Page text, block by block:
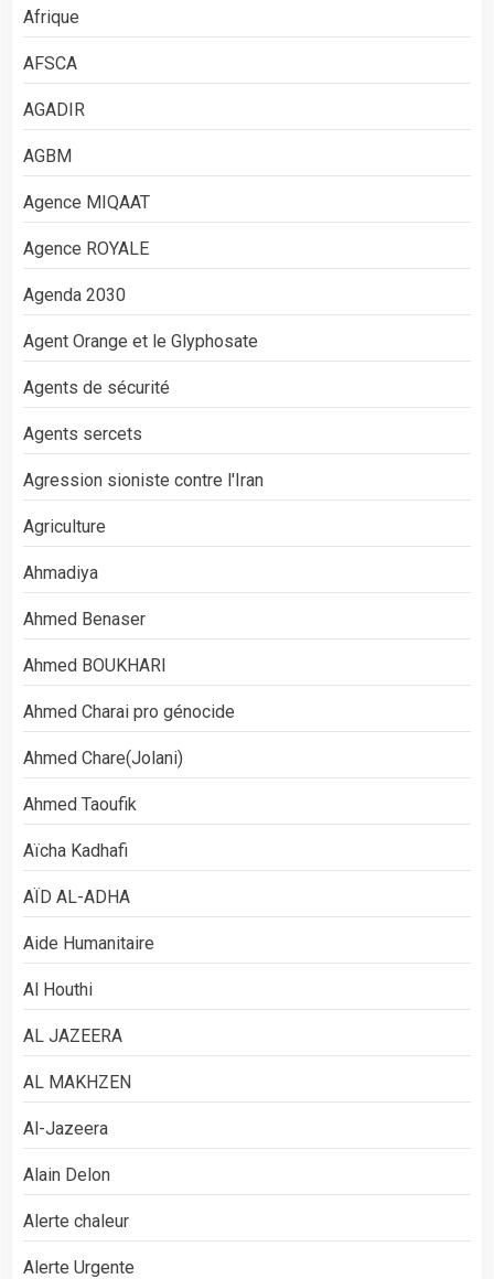
Afrique
AFSCA
AGADIR
AGBM
Agence MIQAAT
Agence ROYALE
Agenda 2030
Agent Orange et le Glyphosate
Agents de sécurité
Agents sercets
Agression sioniste contre l'Iran
Agriculture
Ahmadiya
Ahmed Benaser
Ahmed BOUKHARI
Ahmed Charai pro génocide
Ahmed Chare(Jolani)
Ahmed Taoufik
Aïcha Kadhafi
AÏD AL-ADHA
Aide Humanitaire
Al Houthi
AL JAZEERA
AL MAKHZEN
Al-Jazeera
Alain Delon
Alerte chaleur
Alerte Urgente